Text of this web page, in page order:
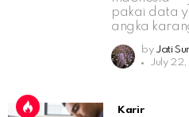
pakai data
angka
by Jati
July
Karir